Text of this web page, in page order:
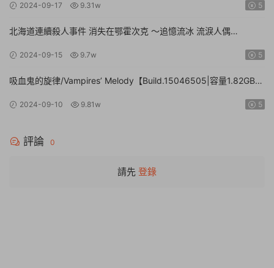
2024-09-17 9.31w 5
北海道連續殺人事件 消失在鄂霍次克 ～追憶流冰 流淚人偶
Serial Murder Case The Okhotsk Disappearance ~Memories in
Ice, Tearful Figurine~
2024-09-15 9.7w 5
吸血鬼的旋律/Vampires’ Melody【Build.15046505|容量1.82GB|
2024-09-10 9.81w 5
評論 0
請先 登錄